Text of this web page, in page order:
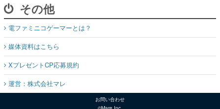
その他
電ファミニコゲーマーとは？
媒体資料はこちら
XプレゼントCP応募規約
運営：株式会社マレ
お問い合わせ